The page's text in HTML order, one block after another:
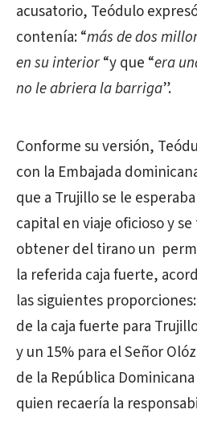
acusatorio, Teódulo
contenía: “más de dos
en su interior“y que “era
no le abriera la barriga”.
Conforme su versión,
con la Embajada
que a Trujillo se le
capital en viaje oficioso y
obtener del tirano un
la referida caja fuerte,
las siguientes
de la caja fuerte para
y un 15% para el Señor
de la República
quien recaería la